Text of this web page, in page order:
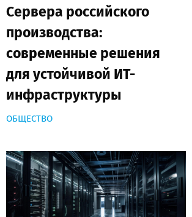
Сервера российского
производства:
современные решения
для устойчивой ИТ-
инфраструктуры
ОБЩЕСТВО